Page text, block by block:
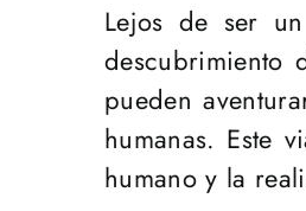
Lejos de ser
descubrimiento
pueden
humanas. Este
humano y la